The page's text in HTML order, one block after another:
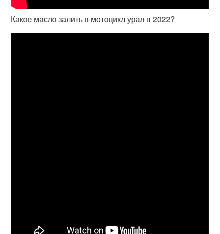
Какое масло залить в мотоцикл урал в 2022?